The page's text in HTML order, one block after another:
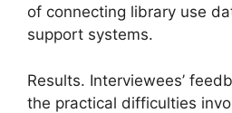
of connecting library use
support systems.
Results. Interviewees’
the practical difficulties